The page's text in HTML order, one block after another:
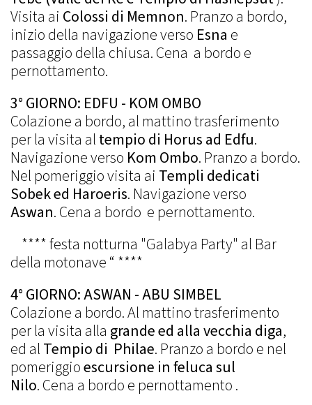
Visita ai Colossi di Memnon. Pranzo a bordo,
inizio della navigazione verso Esna e
passaggio della chiusa. Cena a bordo e
pernottamento.
3° GIORNO: EDFU - KOM OMBO
Colazione a bordo, al mattino trasferimento
per la visita altempio di Horus ad Edfu.
Navigazione verso Kom Ombo. Pranzo a bordo.
Nel pomeriggio visita ai Templi dedicati
Sobek ed Haroeris. Navigazione verso
Aswan. Cena a bordo e pernottamento.
**** festa notturna "Galabya Party" al Bar
della motonave “ ****
4° GIORNO: ASWAN - ABU SIMBEL
Colazione a bordo. Al mattino trasferimento
per la visita alla grande ed alla vecchia diga,
ed alTempio di Philae. Pranzo a bordo e nel
pomeriggioescursione in feluca sul
Nilo. Cena a bordo e pernottamento .